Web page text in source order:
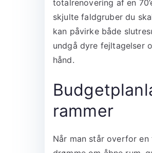
totalrenovering af en
skjulte faldgruber du
kan påvirke både
undgå dyre fejltagelser
hånd.
rammer
Når man står overfor